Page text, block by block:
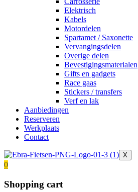
Elektrisch
Kabels
Motordelen
Spartamet / Saxonette
Vervangingsdelen
Overige delen
Bevestigingsmaterialen
Gifts en gadgets
Race gaas
Stickers / transfers
Verf en lak
Aanbiedingen
Reserveren
Werkplaats
Contact
X
0
Shopping cart